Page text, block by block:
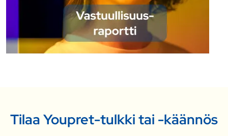
Tilaa Youpret-tulkki tai -käännös